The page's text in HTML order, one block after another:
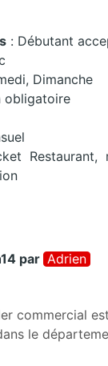
: Débutant
Dimanche
obligatoire
Restaurant,
par Adrien
commercial
le